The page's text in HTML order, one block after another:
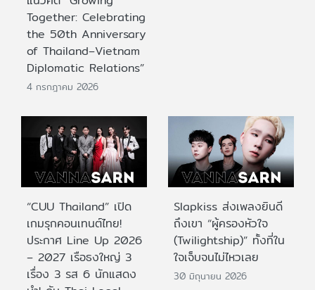
Together: Celebrating
the 50th Anniversary
of Thailand–Vietnam
Diplomatic Relations”
4 กรกฎาคม 2026
“CUU Thailand” เปิด
เกมรุกคอนเทนต์ไทย!
ประกาศ Line Up 2026
– 2027 เรือธงใหญ่ 3
เรื่อง 3 รส 6 นักแสดง
Slapkiss ส่งเพลงยินดี
ถึงเขา “ผู้ครองหัวใจ
(Twilightship)” ทั้งที่ใน
ใจเจ็บจนไม่ไหวเลย
30 มิถุนายน 2026